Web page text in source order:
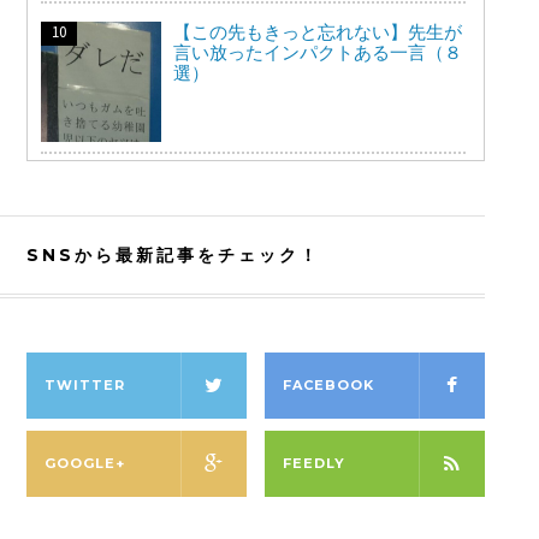
【この先もきっと忘れない】先生が
言い放ったインパクトある一言（８
選）
SNSから最新記事をチェック！
TWITTER FACEBOOK
GOOGLE+ FEEDLY